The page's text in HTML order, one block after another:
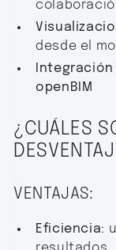
desde el
openBIM
¿CUÁLES
VENTAJAS:
Eficiencia: